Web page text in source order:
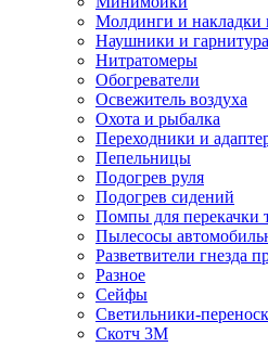
Молдинги и накладки
Наушники и
Нитратомеры
Обогреватели
Освежитель воздуха
Охота и рыбалка
Переходники и
Пепельницы
Подогрев руля
Подогрев сидений
Помпы для перекачки
Пылесосы
Разветвители гнезда
Разное
Сейфы
Светильники-
Скотч 3М